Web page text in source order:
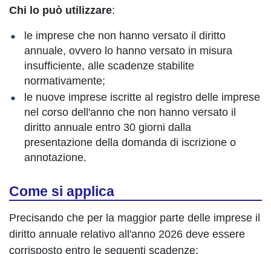
Chi lo può utilizzare:
le imprese che non hanno versato il diritto
annuale, ovvero lo hanno versato in misura
insufficiente, alle scadenze stabilite
normativamente;
le nuove imprese iscritte al registro delle imprese
nel corso dell'anno che non hanno versato il
diritto annuale entro 30 giorni dalla
presentazione della domanda di iscrizione o
annotazione.
Come si applica
Precisando che per la maggior parte delle imprese il
diritto annuale relativo all'anno 2026 deve essere
corrisposto entro le seguenti scadenze: